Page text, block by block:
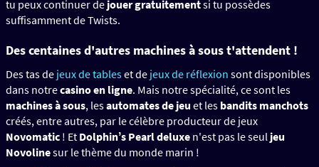
tu peux continuer de jouer gratuitementsi tu possèdes
suffisamment de Twists.
Des centaines d'autres machines à sous t'attendent !
Des tas de jeux de tableset de jeux de réflexion sont disponibles
dans notrecasino en ligne. Mais notre spécialité, ce sont les
machines à sous, lesautomates de jeu et les bandits manchots
créés, entre autres, par le célèbre producteur de jeux
Novomatic ! Et Dolphinʼs Pearl deluxe n'est pas le seul jeu
Novolinesur le thème du monde marin !